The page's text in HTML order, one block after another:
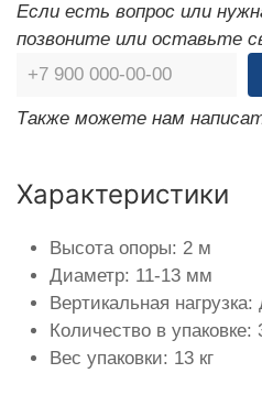
Если есть вопрос или
позвоните или оставьте
Также можете нам
Характеристики
Высота опоры: 2 м
Диаметр: 11-13 мм
Вертикальная нагрузка:
Количество в упаковке:
Вес упаковки: 13 кг